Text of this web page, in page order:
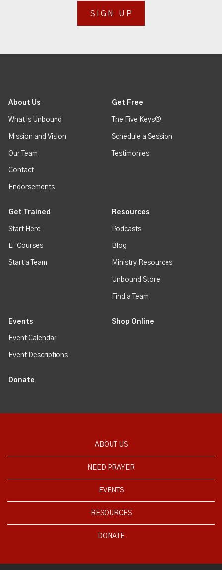
SIGN UP
About Us
What is Unbound
Mission and Vision
Our Team
Contact
Endorsements
Get Free
The Five Keys®
Schedule a Session
Testimonies
Get Trained
Start Here
E-Courses
Start a Team
Resources
Podcasts
Blog
Ministry Resources
Unbound Store
Find a Team
Events
Event Calendar
Event Descriptions
Shop Online
Donate
ABOUT US
NEED PRAYER
EVENTS
RESOURCES
DONATE